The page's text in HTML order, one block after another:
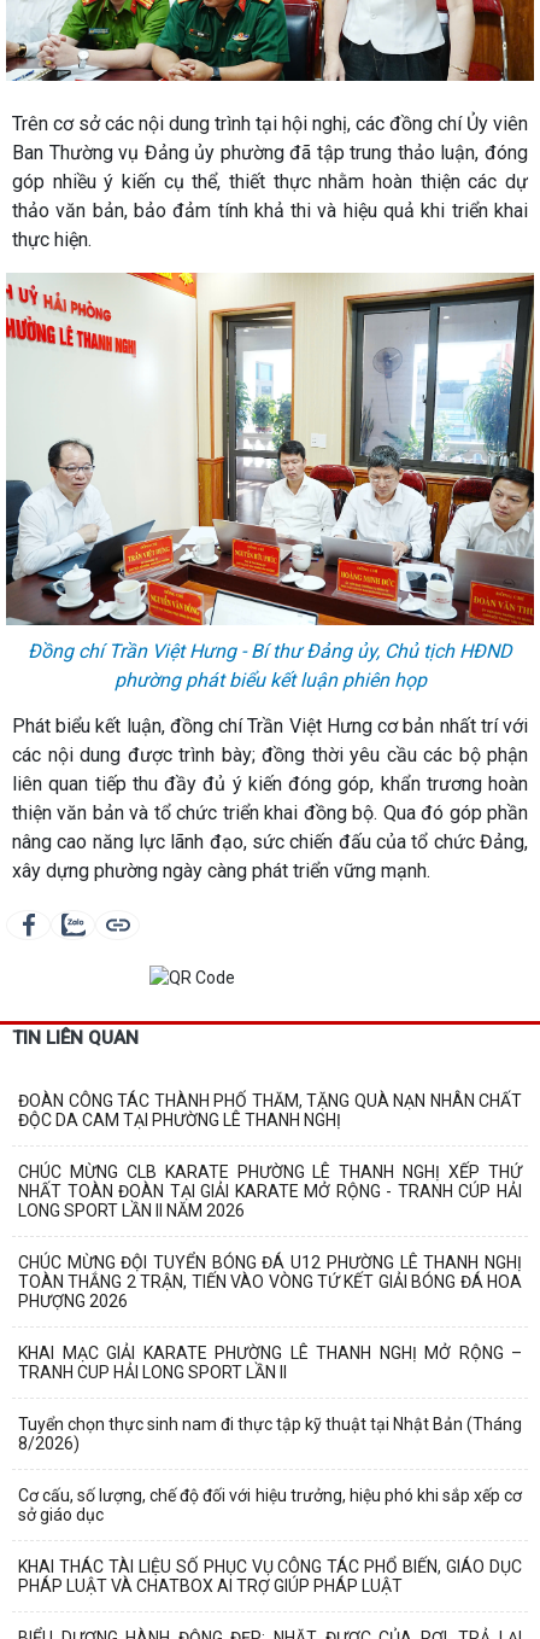
Trên cơ sở các nội dung trình tại hội nghị, các đồng chí Ủy viên
Ban Thường vụ Đảng ủy phường đã tập trung thảo luận, đóng
góp nhiều ý kiến cụ thể, thiết thực nhằm hoàn thiện các dự
thảo văn bản, bảo đảm tính khả thi và hiệu quả khi triển khai
thực hiện.
Đồng chí Trần Việt Hưng - Bí thư Đảng ủy, Chủ tịch HĐND
phường phát biểu kết luận phiên họp
Phát biểu kết luận, đồng chí Trần Việt Hưng cơ bản nhất trí với
các nội dung được trình bày; đồng thời yêu cầu các bộ phận
liên quan tiếp thu đầy đủ ý kiến đóng góp, khẩn trương hoàn
thiện văn bản và tổ chức triển khai đồng bộ. Qua đó góp phần
nâng cao năng lực lãnh đạo, sức chiến đấu của tổ chức Đảng,
xây dựng phường ngày càng phát triển vững mạnh.
TIN LIÊN QUAN
ĐOÀN CÔNG TÁC THÀNH PHỐ THĂM, TẶNG QUÀ NẠN NHÂN CHẤT
ĐỘC DA CAM TẠI PHƯỜNG LÊ THANH NGHỊ
CHÚC MỪNG CLB KARATE PHƯỜNG LÊ THANH NGHỊ XẾP THỨ
NHẤT TOÀN ĐOÀN TẠI GIẢI KARATE MỞ RỘNG - TRANH CÚP HẢI
LONG SPORT LẦN II NĂM 2026
CHÚC MỪNG ĐỘI TUYỂN BÓNG ĐÁ U12 PHƯỜNG LÊ THANH NGHỊ
TOÀN THẮNG 2 TRẬN, TIẾN VÀO VÒNG TỨ KẾT GIẢI BÓNG ĐÁ HOA
PHƯỢNG 2026
KHAI MẠC GIẢI KARATE PHƯỜNG LÊ THANH NGHỊ MỞ RỘNG –
TRANH CUP HẢI LONG SPORT LẦN II
Tuyển chọn thực sinh nam đi thực tập kỹ thuật tại Nhật Bản (Tháng
8/2026)
Cơ cấu, số lượng, chế độ đối với hiệu trưởng, hiệu phó khi sắp xếp cơ
sở giáo dục
KHAI THÁC TÀI LIỆU SỐ PHỤC VỤ CÔNG TÁC PHỔ BIẾN, GIÁO DỤC
PHÁP LUẬT VÀ CHATBOX AI TRỢ GIÚP PHÁP LUẬT